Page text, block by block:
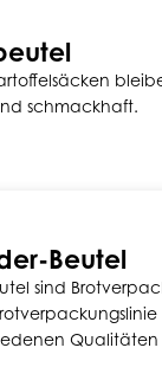
schmackhaft.
Beutel
sind
Qualitäten